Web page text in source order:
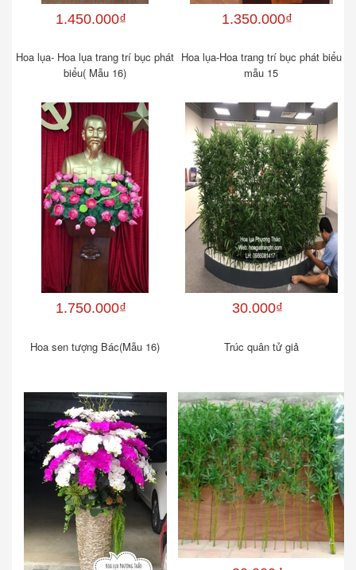
1.450.000₫
Hoa lụa- Hoa lụa trang trí bục phát
biểu( Mẫu 16)
1.350.000₫
Hoa lụa-Hoa trang trí bục phát biểu
mẫu 15
1.750.000₫
Hoa sen tượng Bác(Mẫu 16)
30.000₫
Trúc quân tử giả